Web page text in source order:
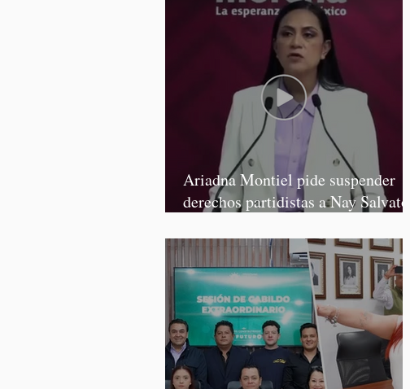
Ariadna Montiel pide suspender
derechos partidistas a Nay Salvatori